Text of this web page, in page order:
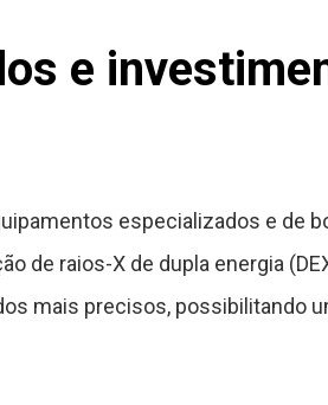
e
especializados e de
de raios-X de dupla energia
mais precisos, possibilitando